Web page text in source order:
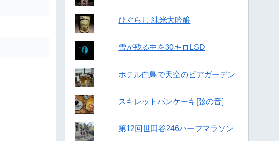
ひぐらし 純米大吟醸
雪が残る中を30キロLSD
ホテル白鳥で天空のビアガーデン
スキレットパンケーキ[弦の音]
第12回世田谷246ハーフマラソン